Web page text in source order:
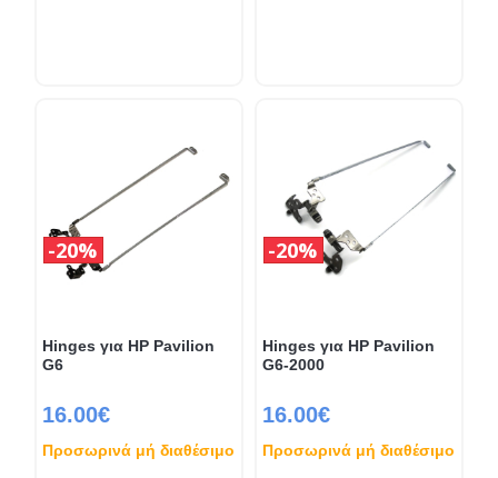
Hinges για HP Pavilion
G6
16.00€
20%
Προσωρινά μή διαθέσιμο
Hinges για HP Pavilion
G6-2000
16.00€
20%
Προσωρινά μή διαθέσιμο